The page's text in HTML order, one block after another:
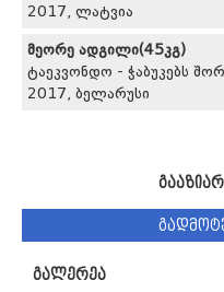
2017, ლატვია
მეორე ადგილი(45კგ)
ტაეკვონდო - ჭაბუკებს
2017, ბელარუსი
გალერეა